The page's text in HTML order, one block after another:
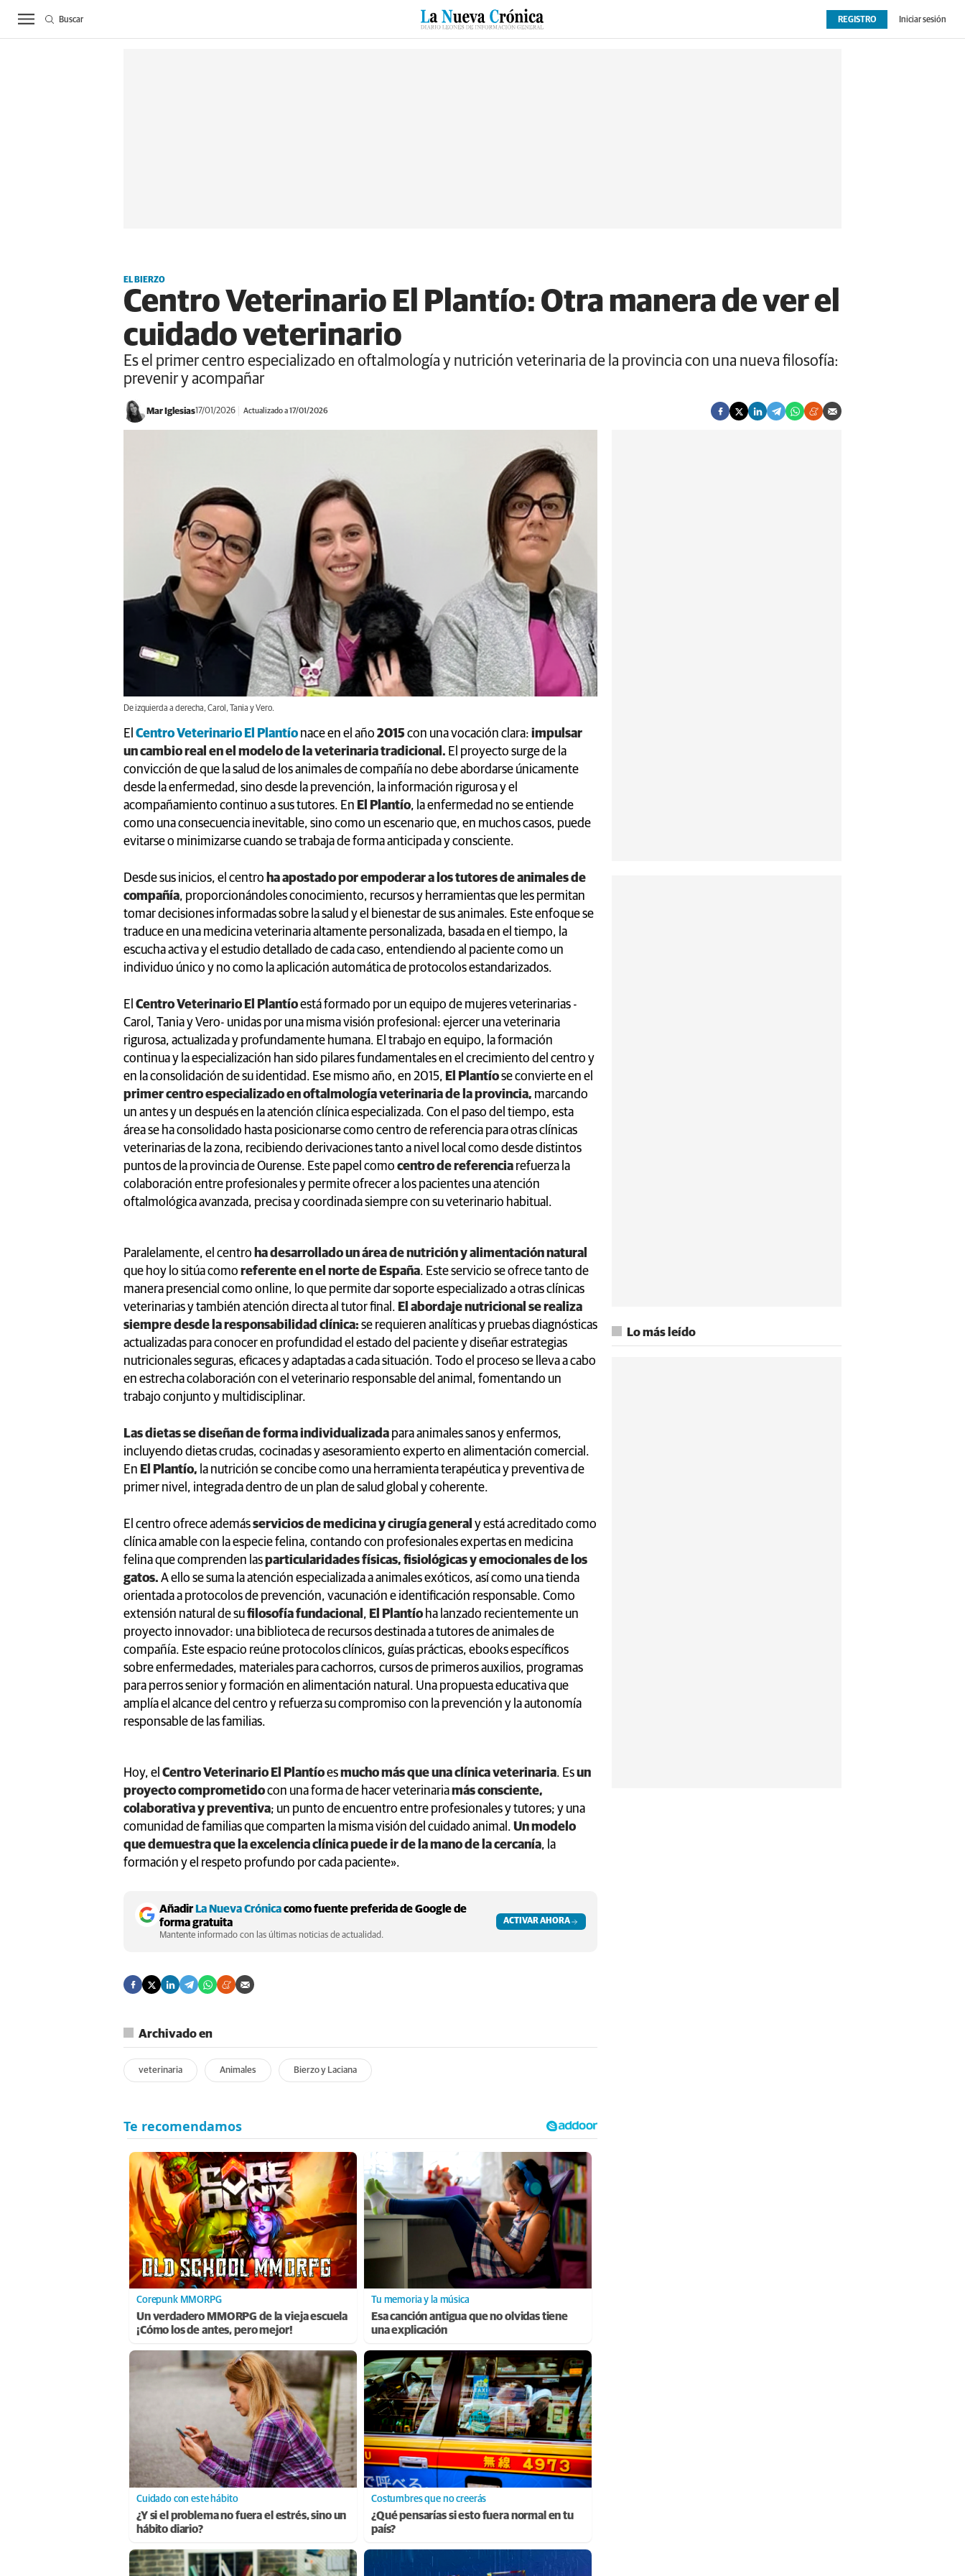
ACTUALIDAD BIERZO SUCESOS CULTURAS ESPECIALES DEPORTES OPINIÓN EXTRAS
REGISTRO Iniciar sesión
Buscar
EL BIERZO
Centro Veterinario El Plantío: Otra manera de ver el
cuidado veterinario
Es el primer centro especializado en oftalmología y nutrición veterinaria de la provincia con una nueva filosofía:
prevenir y acompañar
Mar Iglesias17/01/2026 Actualizado a 17/01/2026
De izquierda a derecha, Carol, Tania y Vero.
El Centro Veterinario El Plantío nace en el año 2015con una vocación clara: impulsar
un cambio real en el modelo de la veterinaria tradicional. El proyecto surge de la
convicción de que la salud de los animales de compañía no debe abordarse únicamente
desde la enfermedad, sino desde la prevención, la información rigurosa y el
acompañamiento continuo a sus tutores. En El Plantío, la enfermedad no se entiende
como una consecuencia inevitable, sino como un escenario que, en muchos casos, puede
evitarse o minimizarse cuando se trabaja de forma anticipada y consciente.
Desde sus inicios, el centro ha apostado por empoderar a los tutores de animales de
compañía, proporcionándoles conocimiento, recursos y herramientas que les permitan
tomar decisiones informadas sobre la salud y el bienestar de sus animales. Este enfoque se
traduce en una medicina veterinaria altamente personalizada, basada en el tiempo, la
escucha activa y el estudio detallado de cada caso, entendiendo al paciente como un
individuo único y no como la aplicación automática de protocolos estandarizados.
El Centro Veterinario El Plantíoestá formado por un equipo de mujeres veterinarias -
Carol, Tania y Vero- unidas por una misma visión profesional: ejercer una veterinaria
rigurosa, actualizada y profundamente humana. El trabajo en equipo, la formación
continua y la especialización han sido pilares fundamentales en el crecimiento del centro y
en la consolidación de su identidad. Ese mismo año, en 2015, El Plantíose convierte en el
primer centro especializado en oftalmología veterinaria de la provincia, marcando
un antes y un después en la atención clínica especializada. Con el paso del tiempo, esta
área se ha consolidado hasta posicionarse como centro de referencia para otras clínicas
veterinarias de la zona, recibiendo derivaciones tanto a nivel local como desde distintos
puntos de la provincia de Ourense. Este papel como centro de referencia refuerza la
colaboración entre profesionales y permite ofrecer a los pacientes una atención
oftalmológica avanzada, precisa y coordinada siempre con su veterinario habitual.
Paralelamente, el centro ha desarrollado un área de nutrición y alimentación natural
que hoy lo sitúa como referente en el norte de España. Este servicio se ofrece tanto de
manera presencial como online, lo que permite dar soporte especializado a otras clínicas
veterinarias y también atención directa al tutor final. El abordaje nutricional se realiza
siempre desde la responsabilidad clínica: se requieren analíticas y pruebas diagnósticas
actualizadas para conocer en profundidad el estado del paciente y diseñar estrategias
nutricionales seguras, eficaces y adaptadas a cada situación. Todo el proceso se lleva a cabo
en estrecha colaboración con el veterinario responsable del animal, fomentando un
trabajo conjunto y multidisciplinar.
Las dietas se diseñan de forma individualizada para animales sanos y enfermos,
incluyendo dietas crudas, cocinadas y asesoramiento experto en alimentación comercial.
En El Plantío, la nutrición se concibe como una herramienta terapéutica y preventiva de
primer nivel, integrada dentro de un plan de salud global y coherente.
El centro ofrece ademásservicios de medicina y cirugía general y está acreditado como
clínica amable con la especie felina, contando con profesionales expertas en medicina
felina que comprenden lasparticularidades físicas, fisiológicas y emocionales de los
gatos. A ello se suma la atención especializada a animales exóticos, así como una tienda
orientada a protocolos de prevención, vacunación e identificación responsable. Como
extensión natural de sufilosofía fundacional , El Plantío ha lanzado recientemente un
proyecto innovador: una biblioteca de recursos destinada a tutores de animales de
compañía. Este espacio reúne protocolos clínicos, guías prácticas, ebooks específicos
sobre enfermedades, materiales para cachorros, cursos de primeros auxilios, programas
para perros senior y formación en alimentación natural. Una propuesta educativa que
amplía el alcance del centro y refuerza su compromiso con la prevención y la autonomía
responsable de las familias.
Hoy, el Centro Veterinario El Plantíoesmucho más que una clínica veterinaria. Esun
proyecto comprometidocon una forma de hacer veterinariamás consciente,
colaborativa y preventiva; un punto de encuentro entre profesionales y tutores; y una
comunidad de familias que comparten la misma visión del cuidado animal. Un modelo
que demuestra que la excelencia clínica puede ir de la mano de la cercanía, la
formación y el respeto profundo por cada paciente».
Añadir La Nueva Crónicacomo fuente preferida de Google de
forma gratuita
Mantente informado con las últimas noticias de actualidad.
ACTIVAR AHORA
Archivado en
veterinaria Animales Bierzo y Laciana
Corepunk MMORPG
Un verdadero MMORPG de la vieja escuela
¡Cómo los de antes, pero mejor!
Tu memoria y la música
Esa canción antigua que no olvidas tiene
una explicación
Cuidado con este hábito
¿Y si el problema no fuera el estrés, sino un
hábito diario?
Costumbres que no creerás
¿Qué pensarías si esto fuera normal en tu
país?
Lo más leído